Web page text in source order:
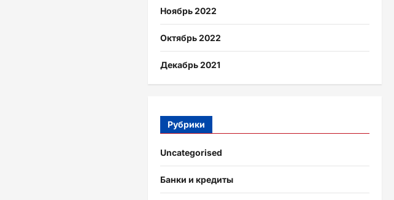
Ноябрь 2022
Октябрь 2022
Декабрь 2021
Рубрики
Uncategorised
Банки и кредиты